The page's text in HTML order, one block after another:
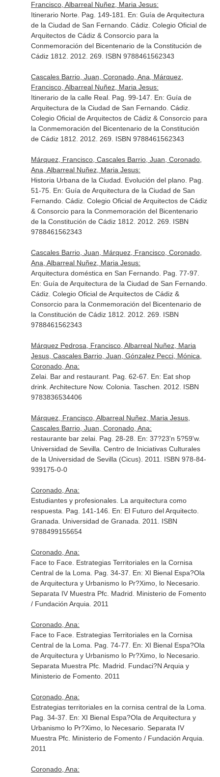
Francisco, Albarreal Nuñez, Maria Jesus:
Itinerario Norte. Pag. 149-181. En: Guía de Arquitectura
de la Ciudad de San Fernando. Cádiz. Colegio Oficial de
Arquitectos de Cádiz & Consorcio para la
Conmemoración del Bicentenario de la Constitución de
Cádiz 1812. 2012. 269. ISBN 9788461562343
Cascales Barrio, Juan, Coronado, Ana, Márquez,
Francisco, Albarreal Nuñez, Maria Jesus:
Itinerario de la calle Real. Pag. 99-147. En: Guía de
Arquitectura de la Ciudad de San Fernando. Cádiz.
Colegio Oficial de Arquitectos de Cádiz & Consorcio para
la Conmemoración del Bicentenario de la Constitución
de Cádiz 1812. 2012. 269. ISBN 9788461562343
Márquez, Francisco, Cascales Barrio, Juan, Coronado,
Ana, Albarreal Nuñez, Maria Jesus:
Historia Urbana de la Ciudad. Evolución del plano. Pag.
51-75. En: Guía de Arquitectura de la Ciudad de San
Fernando. Cádiz. Colegio Oficial de Arquitectos de Cádiz
& Consorcio para la Conmemoración del Bicentenario
de la Constitución de Cádiz 1812. 2012. 269. ISBN
9788461562343
Cascales Barrio, Juan, Márquez, Francisco, Coronado,
Ana, Albarreal Nuñez, Maria Jesus:
Arquitectura doméstica en San Fernando. Pag. 77-97.
En: Guía de Arquitectura de la Ciudad de San Fernando.
Cádiz. Colegio Oficial de Arquitectos de Cádiz &
Consorcio para la Conmemoración del Bicentenario de
la Constitución de Cádiz 1812. 2012. 269. ISBN
9788461562343
Márquez Pedrosa, Francisco, Albarreal Nuñez, Maria
Jesus, Cascales Barrio, Juan, Gónzalez Pecci, Mónica,
Coronado, Ana:
Zelai. Bar and restaurant. Pag. 62-67. En: Eat shop
drink. Architecture Now. Colonia. Taschen. 2012. ISBN
9783836534406
Márquez, Francisco, Albarreal Nuñez, Maria Jesus,
Cascales Barrio, Juan, Coronado, Ana:
restaurante bar zelai. Pag. 28-28. En: 37?23'n 5?59'w.
Universidad de Sevilla. Centro de Iniciativas Culturales
de la Universidad de Sevilla (Cicus). 2011. ISBN 978-84-
939175-0-0
Coronado, Ana:
Estudiantes y profesionales. La arquitectura como
respuesta. Pag. 141-146. En: El Futuro del Arquitecto.
Granada. Universidad de Granada. 2011. ISBN
9788499155654
Coronado, Ana:
Face to Face. Estrategias Territoriales en la Cornisa
Central de la Loma. Pag. 34-37. En: XI Bienal Espa?Ola
de Arquitectura y Urbanismo lo Pr?Ximo, lo Necesario.
Separata IV Muestra Pfc. Madrid. Ministerio de Fomento
/ Fundación Arquia. 2011
Coronado, Ana:
Face to Face. Estrategias Territoriales en la Cornisa
Central de la Loma. Pag. 74-77. En: XI Bienal Espa?Ola
de Arquitectura y Urbanismo lo Pr?Ximo, lo Necesario.
Separata Muestra Pfc. Madrid. Fundaci?N Arquia y
Ministerio de Fomento. 2011
Coronado, Ana:
Estrategias territoriales en la cornisa central de la Loma.
Pag. 34-37. En: XI Bienal Espa?Ola de Arquitectura y
Urbanismo lo Pr?Ximo, lo Necesario. Separata IV
Muestra Pfc. Ministerio de Fomento / Fundación Arquia.
2011
Coronado, Ana: